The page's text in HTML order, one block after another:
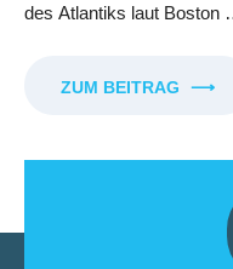
des Atlantiks laut Boston
ZUM BEITRAG ⟶